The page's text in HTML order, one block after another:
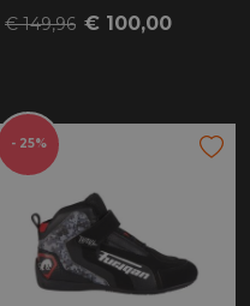
€ 149,96 € 100,00
- 25%